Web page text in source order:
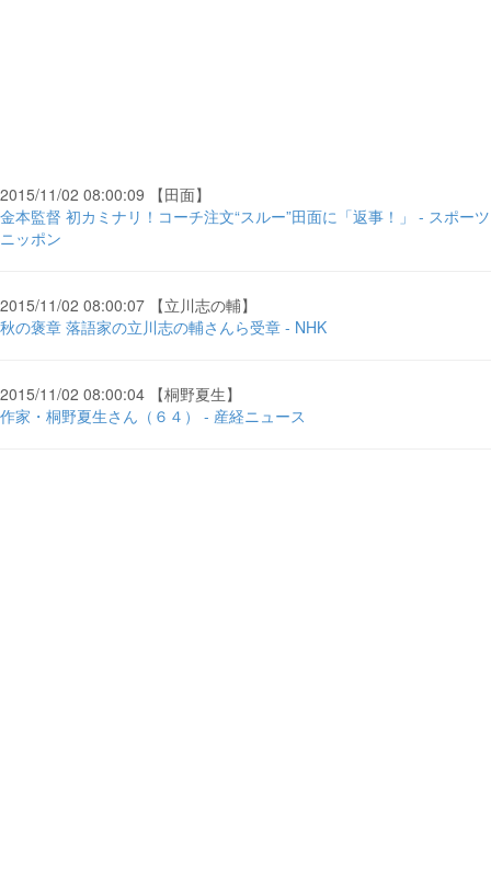
2015/11/02 08:00:09 【田面】
金本監督 初カミナリ！コーチ注文“スルー”田面に「返事！」 - スポーツ
ニッポン
2015/11/02 08:00:07 【立川志の輔】
秋の褒章 落語家の立川志の輔さんら受章 - NHK
2015/11/02 08:00:04 【桐野夏生】
作家・桐野夏生さん（６４） - 産経ニュース